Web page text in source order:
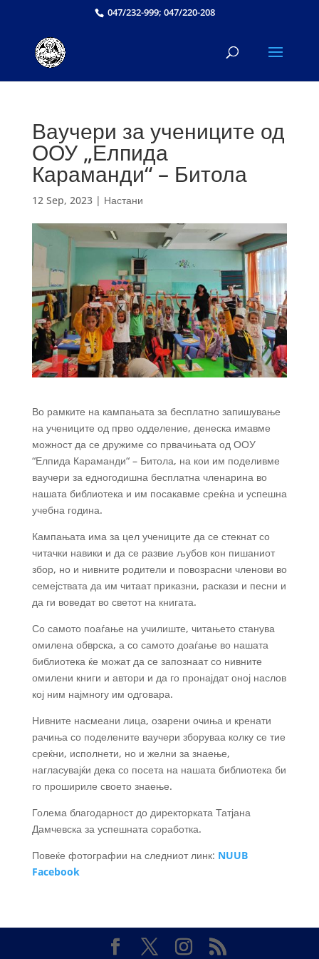
047/232-999; 047/220-208
Ваучери за учениците од
ООУ „Елпида
Караманди“ – Битола
12 Sep, 2023| Настани
Во рамките на кампањата за бесплатно запишување
на учениците од прво одделение, денеска имавме
можност да се дружиме со првачињата од ООУ
“Елпида Караманди“ – Битола, на кои им поделивме
ваучери за едногодишна бесплатна членарина во
нашата библиотека и им посакавме среќна и успешна
учебна година.
Кампањата има за цел учениците да се стекнат со
читачки навики и да се развие љубов кон пишаниот
збор, но и нивните родители и повозрасни членови во
семејствата да им читаат приказни, раскази и песни и
да ги воведат во светот на книгата.
Со самото поаѓање на училиште, читањето станува
омилена обврска, а со самото доаѓање во нашата
библиотека ќе можат да се запознаат со нивните
омилени книги и автори и да го пронајдат оној наслов
кој ним најмногу им одговара.
Нивните насмеани лица, озарени очиња и кренати
рачиња со поделените ваучери зборуваа колку се тие
среќни, исполнети, но и желни за знаење,
нагласувајќи дека со посета на нашата библиотека би
го прошириле своето знаење.
Голема благодарност до директорката Татјана
Дамчевска за успешната соработка.
Повеќе фотографии на следниот линк: NUUB
Facebook